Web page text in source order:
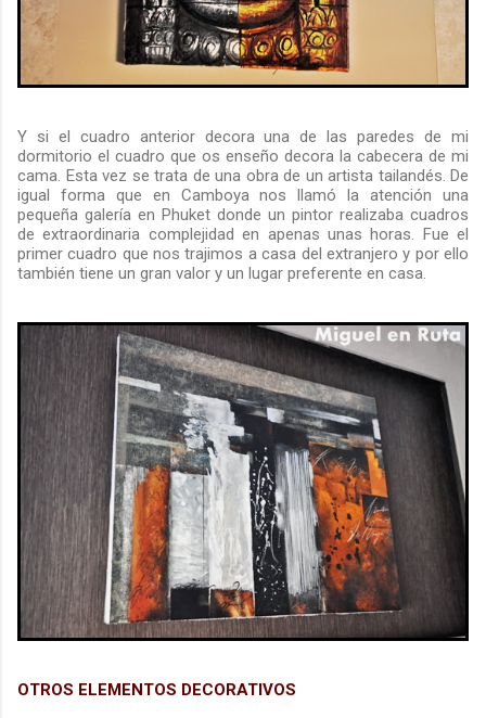
Y si el cuadro anterior decora una de las paredes de mi
dormitorio el cuadro que os enseño decora la cabecera de mi
cama. Esta vez se trata de una obra de un artista tailandés. De
igual forma que en Camboya nos llamó la atención una
pequeña galería en Phuket donde un pintor realizaba cuadros
de extraordinaria complejidad en apenas unas horas. Fue el
primer cuadro que nos trajimos a casa del extranjero y por ello
también tiene un gran valor y un lugar preferente en casa.
OTROS ELEMENTOS DECORATIVOS